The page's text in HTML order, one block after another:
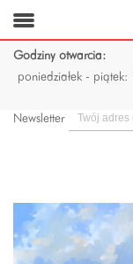
Godziny otwarcia:
poniedziałek - piątek:
Newsletter